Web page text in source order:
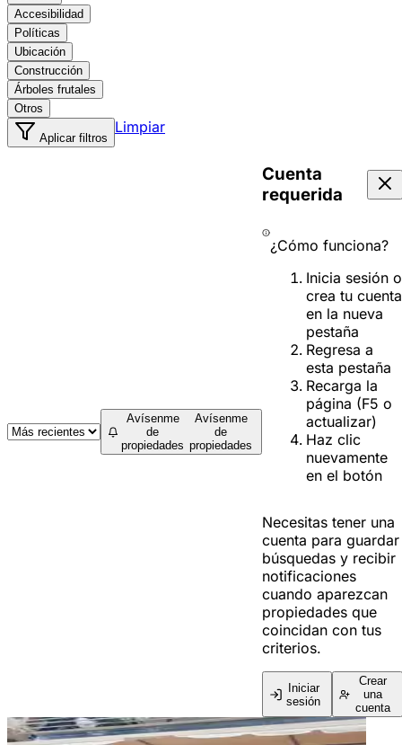
Accesibilidad
Políticas
Ubicación
Construcción
Árboles frutales
Otros
Aplicar filtros
Limpiar
Avísenme
de
propiedades
Avísenme
de
propiedades
Cuenta
requerida
¿Cómo funciona?
Inicia sesión o
crea tu cuenta
en la nueva
pestaña
Regresa a
esta pestaña
Recarga la
página (F5 o
actualizar)
Haz clic
nuevamente
en el botón
Necesitas tener una
cuenta para guardar
búsquedas y recibir
notificaciones
cuando aparezcan
propiedades que
coincidan con tus
criterios.
Iniciar
sesión
Crear
una
cuenta